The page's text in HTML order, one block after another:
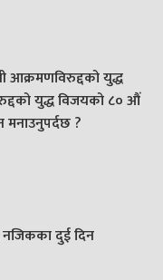
आक्रमणविरुद्दको युद्ध
युद्ध विजयको ८० औं
मनाउनुपर्दछ ?
नजिकका दुई दिन